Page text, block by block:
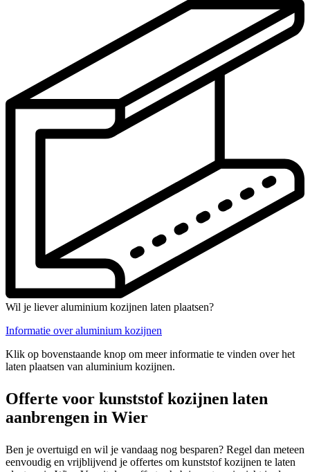
Wil je liever aluminium kozijnen laten plaatsen?
Informatie over aluminium kozijnen
Klik op bovenstaande knop om meer informatie te vinden over het
laten plaatsen van aluminium kozijnen.
Offerte voor kunststof kozijnen laten
aanbrengen in Wier
Ben je overtuigd en wil je vandaag nog besparen? Regel dan meteen
eenvoudig en vrijblijvend je offertes om kunststof kozijnen te laten